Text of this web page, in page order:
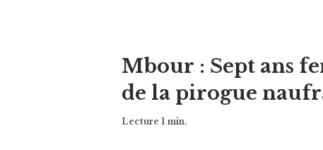
Mbour : Sept ans
de la pirogue